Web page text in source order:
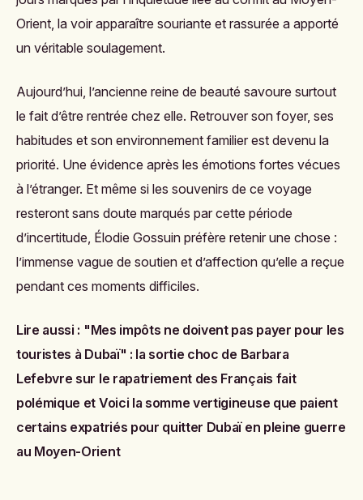
Orient, la voir apparaître souriante et rassurée a apporté
un véritable soulagement.
Aujourd’hui, l’ancienne reine de beauté savoure surtout
le fait d’être rentrée chez elle. Retrouver son foyer, ses
habitudes et son environnement familier est devenu la
priorité. Une évidence après les émotions fortes vécues
à l’étranger. Et même si les souvenirs de ce voyage
resteront sans doute marqués par cette période
d’incertitude, Élodie Gossuin préfère retenir une chose :
l’immense vague de soutien et d’affection qu’elle a reçue
pendant ces moments difficiles.
Lire aussi : "Mes impôts ne doivent pas payer pour les
touristes à Dubaï" : la sortie choc de Barbara
Lefebvre sur le rapatriement des Français fait
polémique et Voici la somme vertigineuse que paient
certains expatriés pour quitter Dubaï en pleine guerre
au Moyen-Orient